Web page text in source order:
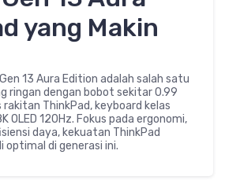
yang Makin
13 Aura Edition adalah salah satu
ringan dengan bobot sekitar 0.99
rakitan ThinkPad, keyboard kelas
OLED 120Hz. Fokus pada ergonomi,
daya, kekuatan ThinkPad
optimal di generasi ini.